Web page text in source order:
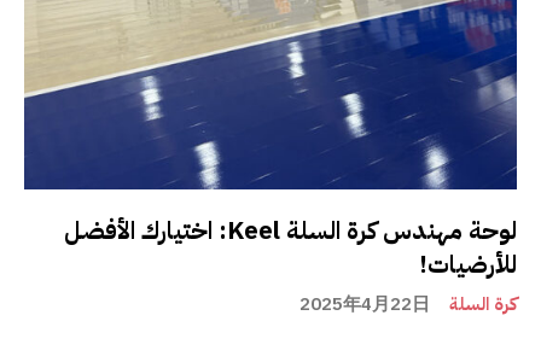
لوحة مهندس كرة السلة Keel: اختيارك الأفضل
للأرضيات!
كرة السلة 2025年4月22日